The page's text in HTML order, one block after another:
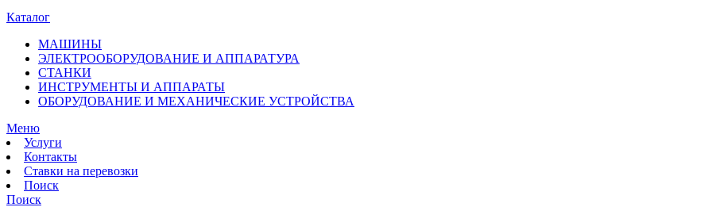
Каталог
МАШИНЫ
ЭЛЕКТРООБОРУДОВАНИЕ И АППАРАТУРА
СТАНКИ
ИНСТРУМЕНТЫ И АППАРАТЫ
ОБОРУДОВАНИЕ И МЕХАНИЧЕСКИЕ УСТРОЙСТВА
Меню
Услуги
Контакты
Ставки на перевозки
Поиск
Поиск